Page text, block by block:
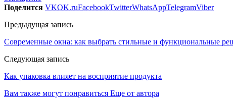
Поделится VKOK.ruFacebookTwitterWhatsAppTelegramViber
Предыдущая запись
Современные окна: как выбрать стильные и функциональные
Следующая запись
Как упаковка влияет на восприятие продукта
Вам также могут понравиться Еще от автора